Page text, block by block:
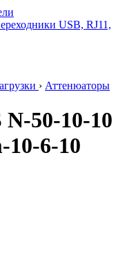
USB, RJ11,
› Аттенюаторы
50-10-10
6-10